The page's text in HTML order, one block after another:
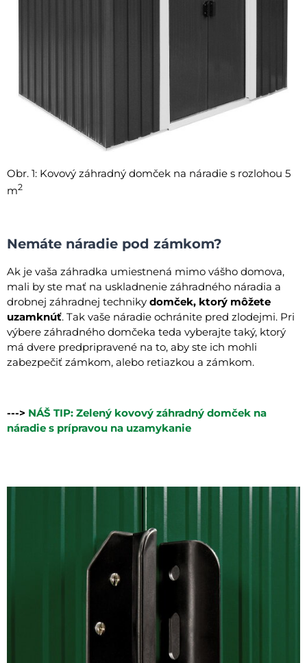
Obr. 1: Kovový záhradný domček na náradie s rozlohou 5
m2
Nemáte náradie pod zámkom?
Ak je vaša záhradka umiestnená mimo vášho domova,
mali by ste mať na uskladnenie záhradného náradia a
drobnej záhradnej techniky domček, ktorý môžete
uzamknúť. Tak vaše náradie ochránite pred zlodejmi. Pri
výbere záhradného domčeka teda vyberajte taký, ktorý
má dvere predpripravené na to, aby ste ich mohli
zabezpečiť zámkom, alebo retiazkou a zámkom.
---> NÁŠ TIP: Zelený kovový záhradný domček na
náradie s prípravou na uzamykanie